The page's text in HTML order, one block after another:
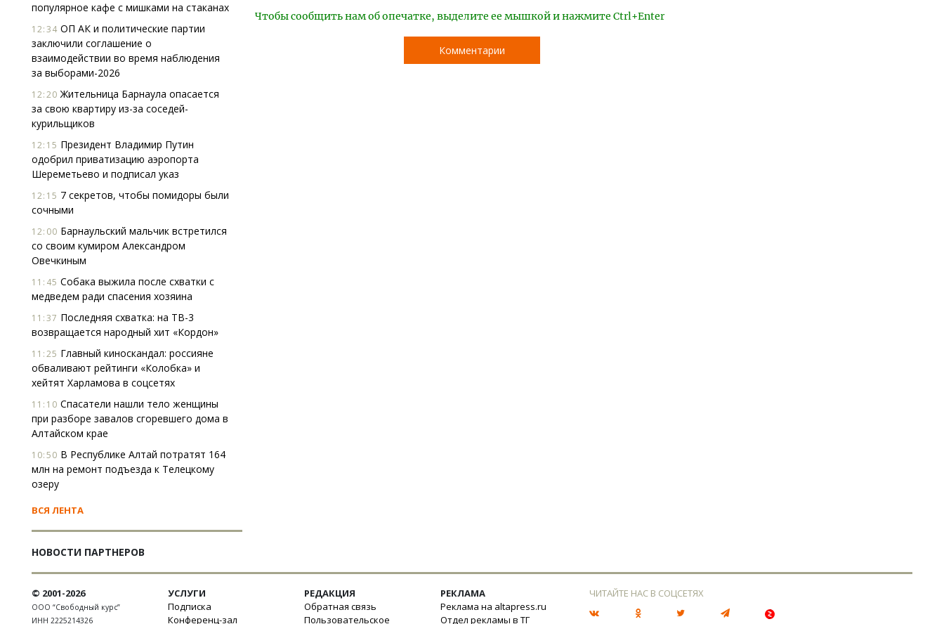
популярное кафе с мишками на стаканах
12:34 ОП АК и политические партии
заключили соглашение о
взаимодействии во время наблюдения
за выборами-2026
12:20 Жительница Барнаула опасается
за свою квартиру из-за соседей-
курильщиков
12:15 Президент Владимир Путин
одобрил приватизацию аэропорта
Шереметьево и подписал указ
12:15 7 секретов, чтобы помидоры были
сочными
12:00 Барнаульский мальчик встретился
со своим кумиром Александром
Овечкиным
11:45 Собака выжила после схватки с
медведем ради спасения хозяина
11:37 Последняя схватка: на ТВ-3
возвращается народный хит «Кордон»
11:25 Главный киноскандал: россияне
обваливают рейтинги «Колобка» и
хейтят Харламова в соцсетях
11:10 Спасатели нашли тело женщины
при разборе завалов сгоревшего дома в
Алтайском крае
10:50 В Республике Алтай потратят 164
млн на ремонт подъезда к Телецкому
озеру
ВСЯ ЛЕНТА
НОВОСТИ ПАРТНЕРОВ
Чтобы сообщить нам об опечатке, выделите ее мышкой и нажмите Ctrl+Enter
Комментарии
© 2001-2026
ООО “Свободный курс”
ИНН 2225214326
УСЛУГИ
Подписка
Конференц-зал
РЕДАКЦИЯ
Обратная связь
Пользовательское
РЕКЛАМА
Реклама на altapress.ru
Отдел рекламы в ТГ
ЧИТАЙТЕ НАС В СОЦСЕТЯХ